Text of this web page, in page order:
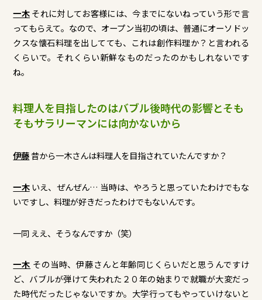
一木それに対してお客様には、今までにないねっていう形で言
ってもらえて。なので、オープン当初の頃は、普通にオーソドッ
クスな懐石料理を出してても、これは創作料理か？と言われる
くらいで。それくらい新鮮なものだったのかもしれないです
ね。
料理人を目指したのはバブル後時代の影響とそも
そもサラリーマンには向かないから
伊藤昔から一木さんは料理人を目指されていたんですか？
一木いえ、ぜんぜん… 当時は、やろうと思っていたわけでもな
いですし、料理が好きだったわけでもないんです。
一同 ええ、そうなんですか（笑）
一木 その当時、伊藤さんと年齢同じくらいだと思うんですけ
ど、バブルが弾けて失われた２０年の始まりで就職が大変だっ
た時代だったじゃないですか。大学行ってもやっていけないと